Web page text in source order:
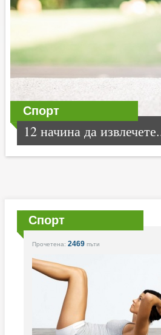
Спорт
12 начина да
Спорт
Прочетена: 2469 пъти